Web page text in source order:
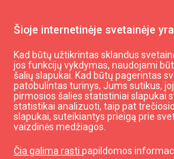
Šioje internetinėje svetainėje
Kad būtų užtikrintas sklandus
jos funkcijų vykdymas, naudojami
šalių slapukai. Kad būtų pagerintas
patobulintas turinys, Jums sutikus,
pirmosios šalies statistiniai slapukai
statistikai analizuoti, taip pat
slapukai, suteikiantys prieigą prie
vaizdinės medžiagos.
Čia galima rasti papildomos
Daryti ir matyti Kultūra, menas,
Molio dirbtuvės